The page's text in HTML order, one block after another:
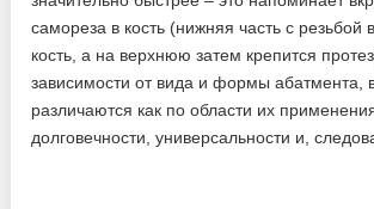
самореза в кость (нижняя часть с резьбой
кость, а на верхнюю затем крепится
зависимости от вида и формы абатмента,
различаются как по области их
долговечности, универсальности и,